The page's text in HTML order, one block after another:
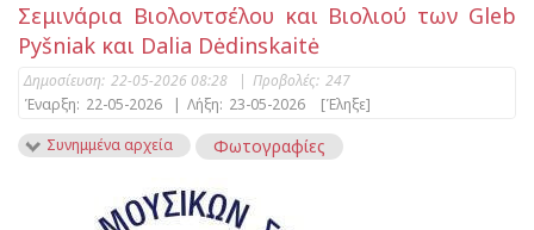
Σεμινάρια Βιολοντσέλου και Βιολιού των Gleb
Pyšniak και Dalia Dėdinskaitė
Δημοσίευση: 22-05-2026 08:28 | Προβολές: 247
Έναρξη: 22-05-2026 | Λήξη: 23-05-2026
[Έληξε]
Συνημμένα αρχεία
Φωτογραφίες